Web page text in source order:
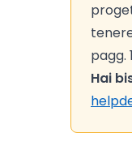
pagg.
Hai